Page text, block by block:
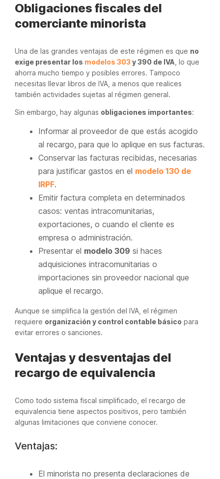
Obligaciones fiscales del
comerciante minorista
Una de las grandes ventajas de este régimen es que no
exige presentar los modelos 303 y 390 de IVA , lo que
ahorra mucho tiempo y posibles errores. Tampoco
necesitas llevar libros de IVA, a menos que realices
también actividades sujetas al régimen general.
Sin embargo, hay algunas obligaciones importantes:
Informar al proveedor de que estás acogido
al recargo, para que lo aplique en sus facturas.
Conservar las facturas recibidas, necesarias
para justificar gastos en el modelo 130 de
IRPF.
Emitir factura completa en determinados
casos: ventas intracomunitarias,
exportaciones, o cuando el cliente es
empresa o administración.
Presentar el modelo 309 si haces
adquisiciones intracomunitarias o
importaciones sin proveedor nacional que
aplique el recargo.
Aunque se simplifica la gestión del IVA, el régimen
requiere organización y control contable básico para
evitar errores o sanciones.
Ventajas y desventajas del
recargo de equivalencia
Como todo sistema fiscal simplificado, el recargo de
equivalencia tiene aspectos positivos, pero también
algunas limitaciones que conviene conocer.
Ventajas:
El minorista no presenta declaraciones de